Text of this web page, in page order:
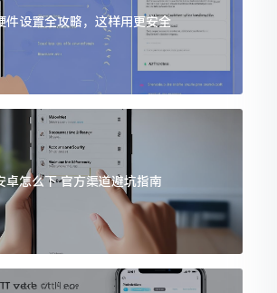
设置全攻略，这样用更安全
怎么下 官方渠道避坑指南